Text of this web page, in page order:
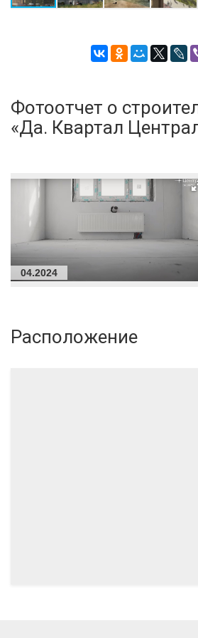
Фотоотчет о
«Да. Квартал
04.2024
Расположение